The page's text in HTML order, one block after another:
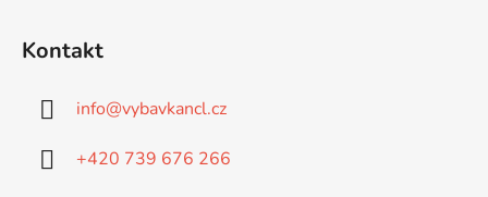
Kontakt
info@vybavkancl.cz
+420 739 676 266